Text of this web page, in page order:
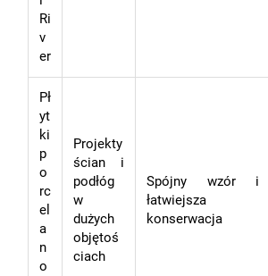
Ri
v
er
Pł
yt
ki
p
o
rc
el
a
n
o
Projekty
ścian i
podłóg
w
dużych
objętoś
ciach
Spójny wzór i
łatwiejsza
konserwacja